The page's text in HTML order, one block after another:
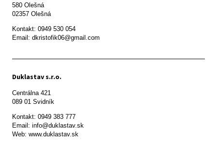
580 Olešná
Kontakt: 0949 530 054
Email: dkristofik06@gmail.com
Duklastav s.r.o.
Centrálna 421
089 01 Svidník
Kontakt: 0949 383 777
Email: info@duklastav.sk
Web: www.duklastav.sk